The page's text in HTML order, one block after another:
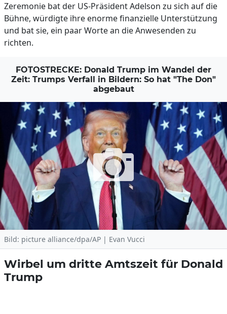
Zeremonie bat der US-Präsident Adelson zu sich auf die
Bühne, würdigte ihre enorme finanzielle Unterstützung
und bat sie, ein paar Worte an die Anwesenden zu
richten.
FOTOSTRECKE: Donald Trump im Wandel der
Zeit: Trumps Verfall in Bildern: So hat "The Don"
abgebaut
Bild: picture alliance/dpa/AP | Evan Vucci
Wirbel um dritte Amtszeit für Donald
Trump